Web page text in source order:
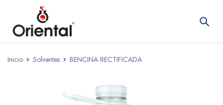
Inicio Solventes BENCINA RECTIFICADA